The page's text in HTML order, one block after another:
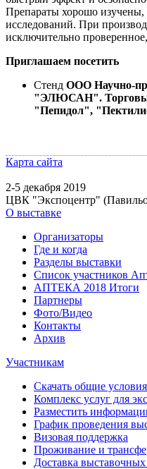
Препараты хорошо
исследований. При
исключительно
Приглашаем посетить
Стенд ООО Научно-
"ЭЛЮСАН".
"Пепидол",
Карта сайта
2-5 декабря 2019
ЦВК "Экспоцентр"
О выставке
Организаторы
Где и когда
Разделы выставки
Список участников
АПТЕКА 2018 Итоги
Партнеры
Фото/Видео
Контакты
Архив
Участникам
Скачать общие
Комплекс услуг для
Разместить
График проведения
Визовая поддержка
Проживание и
Доставка выставочных